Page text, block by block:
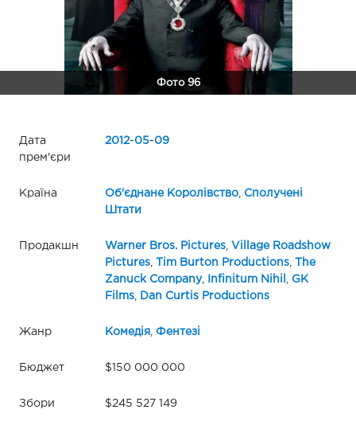
Фото 96
Дата
прем'єри
2012-05-09
Країна Об'єднане Королівство,
Сполучені
Штати
Продакшн Warner Bros. Pictures,
Village Roadshow
Pictures, Tim Burton Productions,
The
Zanuck Company, Infinitum Nihil
GK
Films, Dan Curtis Productions
Жанр Комедія, Фентезі
Бюджет $150 000 000
Збори $245 527 149